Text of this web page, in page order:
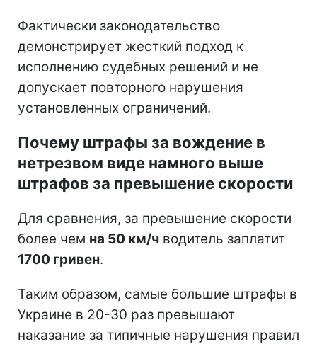
Фактически законодательство
демонстрирует жесткий подход к
исполнению судебных решений и не
допускает повторного нарушения
установленных ограничений.
Почему штрафы за вождение в
нетрезвом виде намного выше
штрафов за превышение скорости
Для сравнения, за превышение скорости
более чем на 50 км/ч водитель заплатит
1700 гривен.
Таким образом, самые большие штрафы в
Украине в 20-30 раз превышают
наказание за типичные нарушения правил